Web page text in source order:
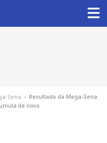
Sena › Resultado da Mega-Sena
de novo